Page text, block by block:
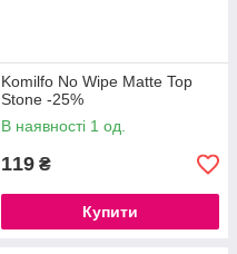
Komilfo No Wipe Matte Top
Stone -25%
В наявності 1 од.
119 ₴
Купити